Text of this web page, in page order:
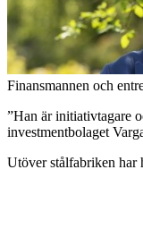
Finansmannen och
”Han är initiativtagare
investmentbolaget
Utöver stålfabriken har